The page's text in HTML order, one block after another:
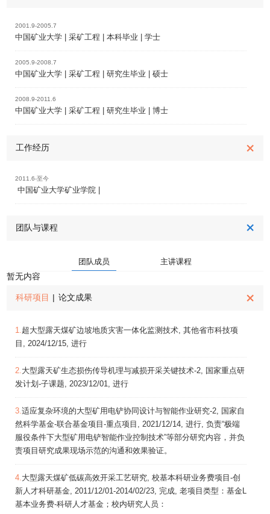
2001.9-2005.7
中国矿业大学 | 采矿工程 | 本科毕业 | 学士
2005.9-2008.7
中国矿业大学 | 采矿工程 | 研究生毕业 | 硕士
2008.9-2011.6
中国矿业大学 | 采矿工程 | 研究生毕业 | 博士
工作经历
2011.6-至今
中国矿业大学矿业学院 |
团队与课程
团队成员 主讲课程
暂无内容
科研项目 | 论文成果
1.超大型露天煤矿边坡地质灾害一体化监测技术, 其他省市科技项
目, 2024/12/15, 进行
2.大型露天矿生态损伤传导机理与减损开采关键技术-2, 国家重点研
发计划-子课题, 2023/12/01, 进行
3.适应复杂环境的大型矿用电铲协同设计与智能作业研究-2, 国家自
然科学基金-联合基金项目-重点项目, 2021/12/14, 进行, 负责“极端
服役条件下大型矿用电铲智能作业控制技术”等部分研究内容，并负
责项目研究成果现场示范的沟通和效果验证。
4.大型露天煤矿低碳高效开采工艺研究, 校基本科研业务费项目-创
新人才科研基金, 2011/12/01-2014/02/23, 完成, 老项目类型：基金L
基本业务费-科研人才基金；校内研究人员：